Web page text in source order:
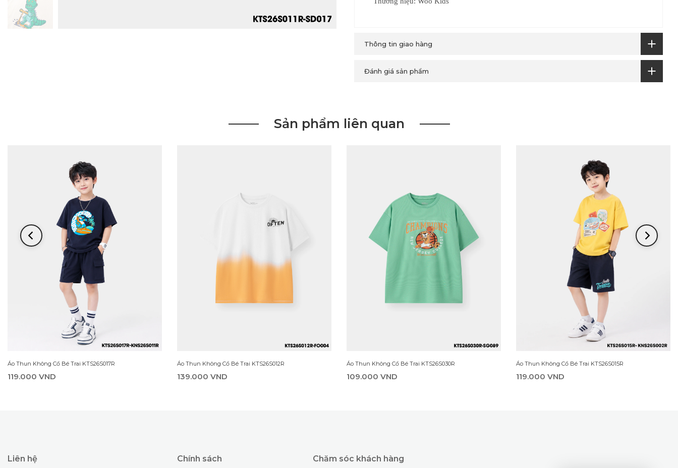
Thông tin giao hàng
Đánh giá sản phẩm
Sản phẩm liên quan
Áo Thun Không Cổ Bé Trai KTS26S017R
119.000 VND
Áo Thun Không Cổ Bé Trai KTS26S012R
139.000 VND
Áo Thun Không Cổ Bé Trai KTS26S030R
109.000 VND
Áo Thun Không Cổ Bé Trai KTS26S015R
119.000 VND
Liên hệ Chính sách Chăm sóc khách hàng